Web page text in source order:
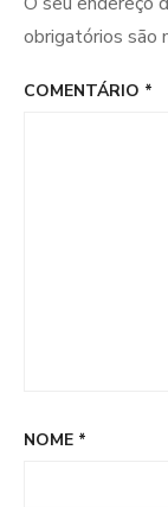
obrigatórios são
COMENTÁRIO *
NOME *